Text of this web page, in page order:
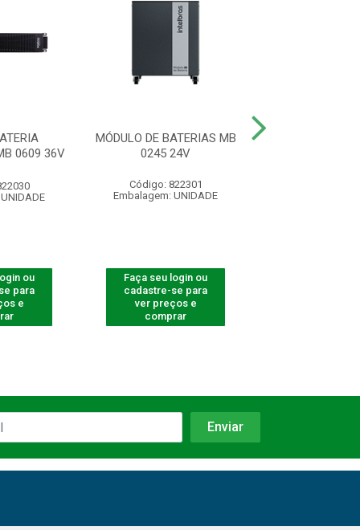
0609 36V
ou
para
e
MÓDULO DE BATERIAS MB
0245 24V
Código: 822301
Embalagem: UNIDADE
Faça seu login ou
cadastre-se para
ver preços e
comprar